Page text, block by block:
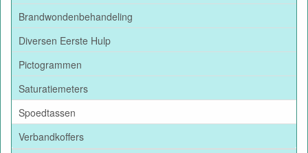
Brandwondenbehandeling
Diversen Eerste Hulp
Pictogrammen
Saturatiemeters
Spoedtassen
Verbandkoffers